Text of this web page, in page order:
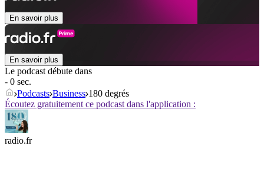
En savoir plus
En savoir plus
Le podcast débute dans
- 0 sec.
Podcasts Business 180 degrés
Écoutez gratuitement ce podcast dans l'application :
radio.fr